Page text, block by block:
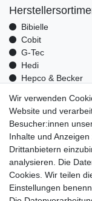
Bibielle
Cobit
G-Tec
Hedi
Hepco & Becker
Optrel
Pressol
Telwin
Mehr über uns
Zahlungsarten
Versand
Kontakt
Wir verwenden
Website und
Besucher:innen
Inhalte und
Drittanbietern
analysieren. Die
Cookies. Wir teilen
Einstellungen